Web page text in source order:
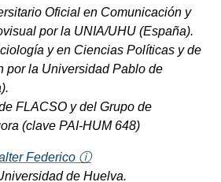
Oficial en Comunicación y
por la UNIA/UHU (España).
y en Ciencias Políticas y de
por la Universidad Pablo de
FLACSO y del Grupo de
(clave PAI-HUM 648)
Federico ⓘ
de Huelva.